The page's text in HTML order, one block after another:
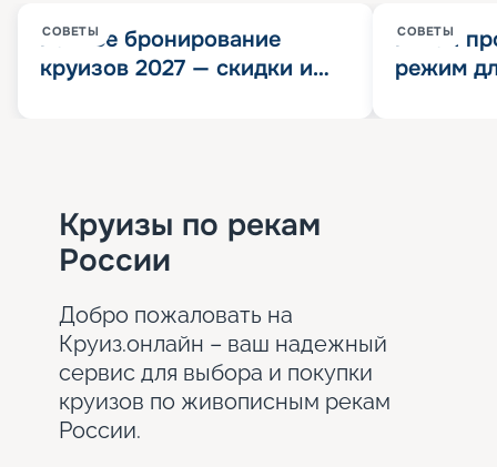
СОВЕТЫ
Раннее бронирование
круизов 2027 — скидки и
СОВЕТЫ
Китай
режим
Круизы по рекам
России
Добро пожаловать на
Круиз.онлайн – ваш надежный
сервис для выбора и покупки
круизов по живописным рекам
России.